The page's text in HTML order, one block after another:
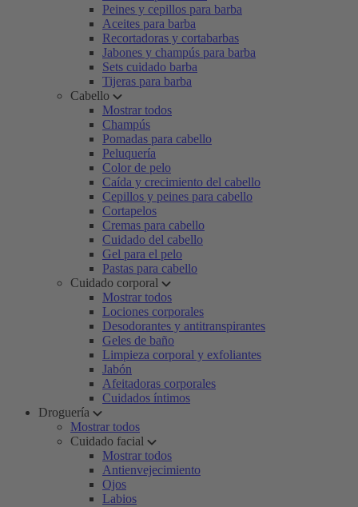
Peines y cepillos para barba
Aceites para barba
Recortadoras y cortabarbas
Jabones y champús para barba
Sets cuidado barba
Tijeras para barba
Cabello
Mostrar todos
Champús
Pomadas para cabello
Peluquería
Color de pelo
Caída y crecimiento del cabello
Cepillos y peines para cabello
Cortapelos
Cremas para cabello
Cuidado del cabello
Gel para el pelo
Pastas para cabello
Cuidado corporal
Mostrar todos
Lociones corporales
Desodorantes y antitranspirantes
Geles de baño
Limpieza corporal y exfoliantes
Jabón
Afeitadoras corporales
Cuidados íntimos
Droguería
Mostrar todos
Cuidado facial
Mostrar todos
Antienvejecimiento
Ojos
Labios